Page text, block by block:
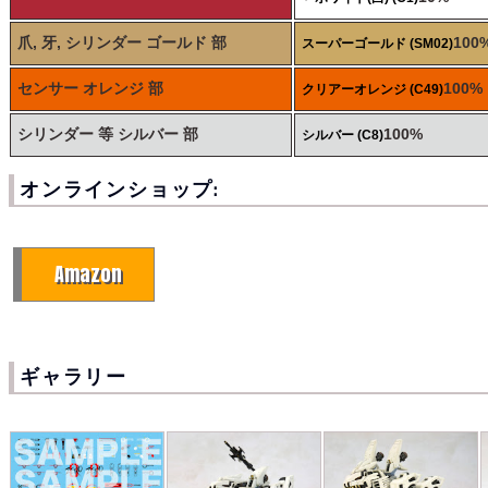
爪, 牙, シリンダー ゴールド 部 スーパーゴールド (SM02)
センサー オレンジ 部 クリアーオレンジ (C49)100%
シリンダー 等 シルバー 部 シルバー (C8)100%
オンラインショップ:
Amazon
ギャラリー